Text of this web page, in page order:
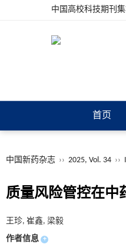
中国高校科技期刊
首页
中国新药杂志 ›› 2025, Vol. 34 ››
质量风险管控在中
王珍, 崔鑫, 梁毅
作者信息 +